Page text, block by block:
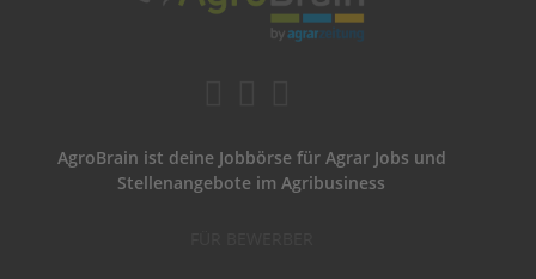
AgroBrain ist deine Jobbörse für Agrar Jobs und
Stellenangebote im Agribusiness